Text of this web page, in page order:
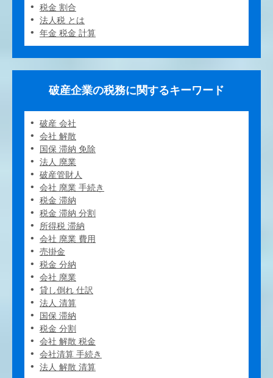
税金 割合
法人税 とは
年金 税金 計算
破産企業の税務に関するキーワード
破産 会社
会社 解散
国保 滞納 免除
法人 廃業
破産管財人
会社 廃業 手続き
税金 滞納
税金 滞納 分割
所得税 滞納
会社 廃業 費用
売掛金
税金 分納
会社 廃業
貸し倒れ 仕訳
法人 清算
国保 滞納
税金 分割
会社 解散 税金
会社清算 手続き
法人 解散 清算